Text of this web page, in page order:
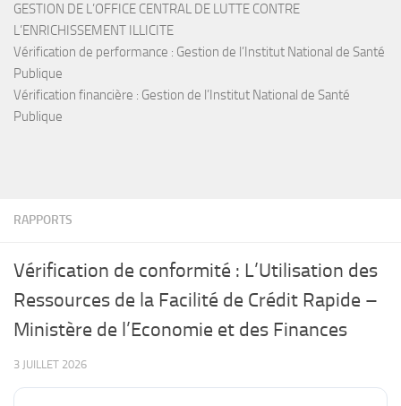
RAPPORTS
Vérification de conformité : L’Utilisation des
Ressources de la Facilité de Crédit Rapide –
Ministère de l’Economie et des Finances
3 JUILLET 2026
GESTION DE L’OFFICE CENTRAL DE LUTTE CONTRE
L’ENRICHISSEMENT ILLICITE
Vérification de performance : Gestion de l’Institut National de Santé
Publique
Vérification financière : Gestion de l’Institut National de Santé
Publique